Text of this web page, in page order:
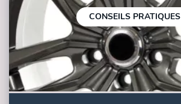
CONSEILS PRATIQUES